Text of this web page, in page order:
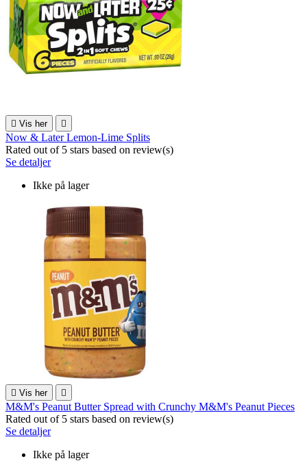
 Vis her 
Now & Later Lemon-Lime Splits
Rated out of 5 stars based on review(s)
Se detaljer
Ikke på lager
 Vis her 
M&M's Peanut Butter Spread with Crunchy M&M's Peanut Pieces
Rated out of 5 stars based on review(s)
Se detaljer
Ikke på lager